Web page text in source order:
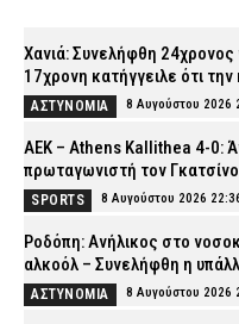
Χανιά: Συνελήφθη 24χρονος
17χρονη κατήγγειλε ότι
ΑΣΤΥΝΟΜΙΑ 8 Αυγούστου 2026
ΑΕΚ – Athens Kallithea 4-0:
πρωταγωνιστή τον
SPORTS 8 Αυγούστου 2026
Ροδόπη: Ανήλικος στο
αλκοόλ – Συνελήφθη η
ΑΣΤΥΝΟΜΙΑ 8 Αυγούστου 2026